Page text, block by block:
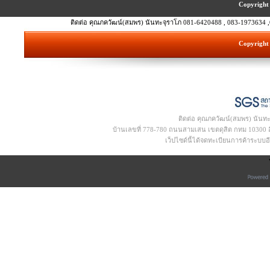
Copyright
ติดต่อ คุณภควัฒน์(สมพร) นันทะจุราโภ 081-6420488 , 083-1973634
Copyright
ติดต่อ คุณภควัฒน์(สมพร) นันทะจุ
บ้านเลขที่ 778-780 ถนนสามเสน เขตดุสิต กทม 10300 อี
เว็ปไซด์นี้ได้จดทะเบียนการค้าระบบ